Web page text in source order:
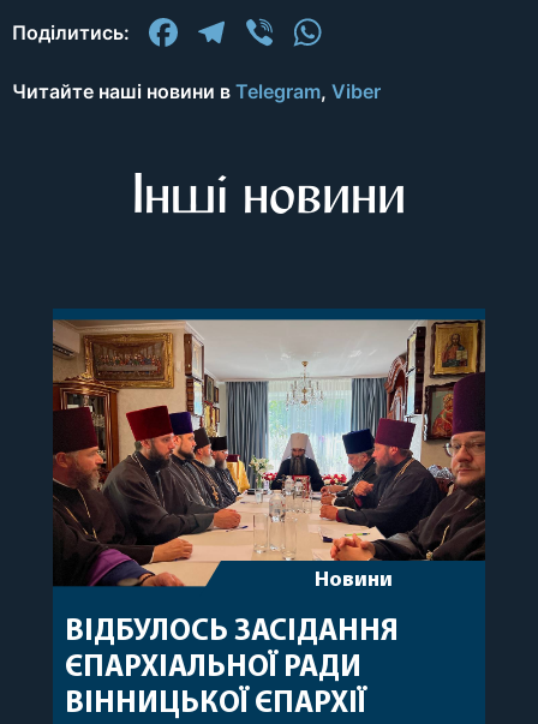
Поділитись: Facebook
Telegram
Viber
Читайте наші новини в Telegram, Viber
Інші новини
Новини
ВІДБУЛОСЬ ЗАСІДАННЯ
ЄПАРХІАЛЬНОЇ РАДИ
ВІННИЦЬКОЇ ЄПАРХІЇ